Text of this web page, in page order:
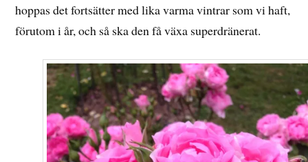
hoppas det fortsätter med lika varma vintrar som vi haft,
förutom i år, och så ska den få växa superdränerat.